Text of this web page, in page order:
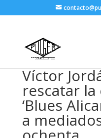
Víctor
rescatar
‘Blues
a